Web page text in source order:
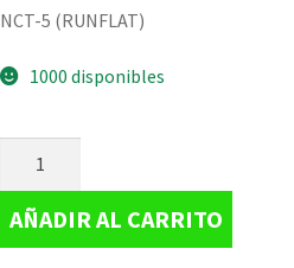
NCT-5 (RUNFLAT)
1000 disponibles
AÑADIR AL CARRITO